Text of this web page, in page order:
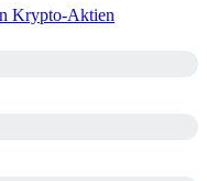
Krypto-Aktien